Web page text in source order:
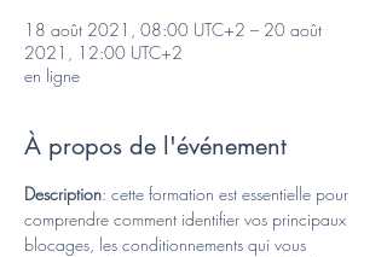
18 août 2021, 08:00 UTC+2 – 20 août
2021, 12:00 UTC+2
en ligne
À propos de l'événement
Description: cette formation est essentielle pour
comprendre comment identifier vos principaux
blocages, les conditionnements qui vous